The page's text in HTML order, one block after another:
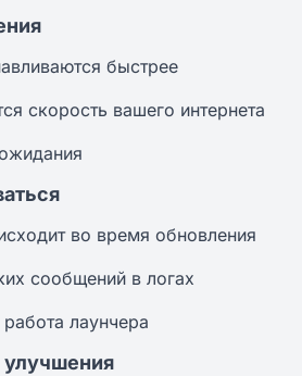
быстрее
скорость вашего интернета
во время обновления
сообщений в логах
лаунчера
улучшения